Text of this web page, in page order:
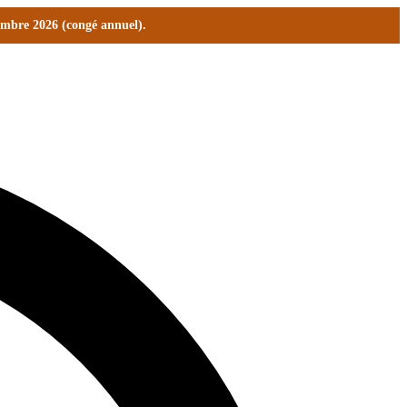
2026 (congé annuel).